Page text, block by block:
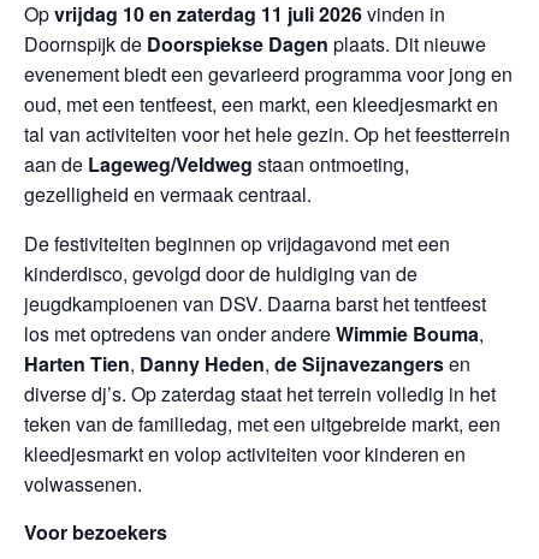
Opvrijdag 10 en zaterdag 11 juli 2026vinden in
Doornspijk de Doorspiekse Dagen plaats. Dit nieuwe
evenement biedt een gevarieerd programma voor jong en
oud, met een tentfeest, een markt, een kleedjesmarkt en
tal van activiteiten voor het hele gezin. Op het feestterrein
aan de Lageweg/Veldweg staan ontmoeting,
gezelligheid en vermaak centraal.
De festiviteiten beginnen op vrijdagavond met een
kinderdisco, gevolgd door de huldiging van de
jeugdkampioenen van DSV. Daarna barst het tentfeest
los met optredens van onder andereWimmie Bouma,
Harten Tien, Danny Heden, de Sijnavezangersen
diverse dj’s. Op zaterdag staat het terrein volledig in het
teken van de familiedag, met een uitgebreide markt, een
kleedjesmarkt en volop activiteiten voor kinderen en
volwassenen.
Voor bezoekers